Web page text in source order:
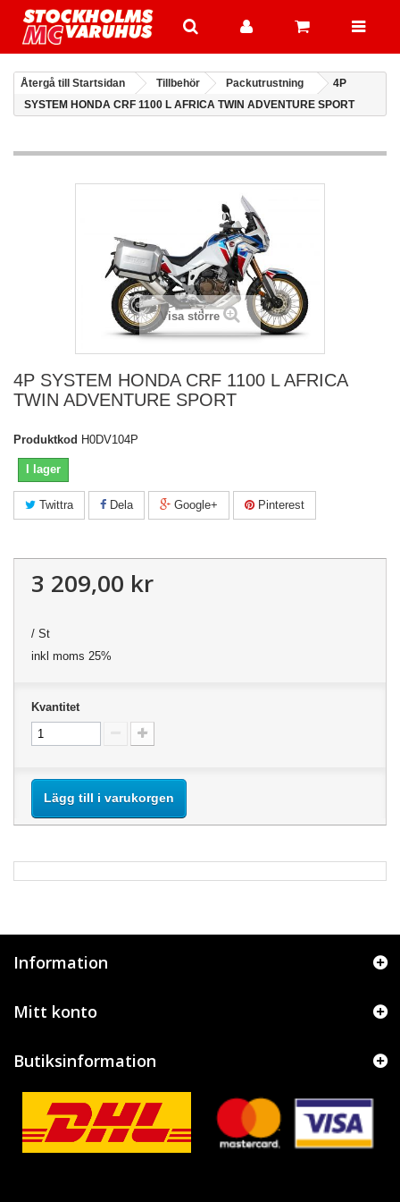
Återgå till Startsidan Tillbehör Packutrustning
4P
SYSTEM HONDA CRF 1100 L AFRICA TWIN ADVENTURE SPORT
Visa större
4P SYSTEM HONDA CRF 1100 L AFRICA
TWIN ADVENTURE SPORT
Produktkod H0DV104P
I lager
Twittra Dela Google+ Pinterest
3 209,00 kr
/ St
inkl moms 25%
Kvantitet
Lägg till i varukorgen
Information
Mitt konto
Butiksinformation